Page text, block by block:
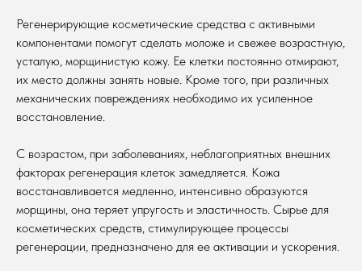
Регенерирующие косметические средства с активными
компонентами помогут сделать моложе и свежее возрастную,
усталую, морщинистую кожу. Ее клетки постоянно отмирают,
их место должны занять новые. Кроме того, при различных
механических повреждениях необходимо их усиленное
восстановление.
С возрастом, при заболеваниях, неблагоприятных внешних
факторах регенерация клеток замедляется. Кожа
восстанавливается медленно, интенсивно образуются
морщины, она теряет упругость и эластичность. Сырье для
косметических средств, стимулирующее процессы
регенерации, предназначено для ее активации и ускорения.